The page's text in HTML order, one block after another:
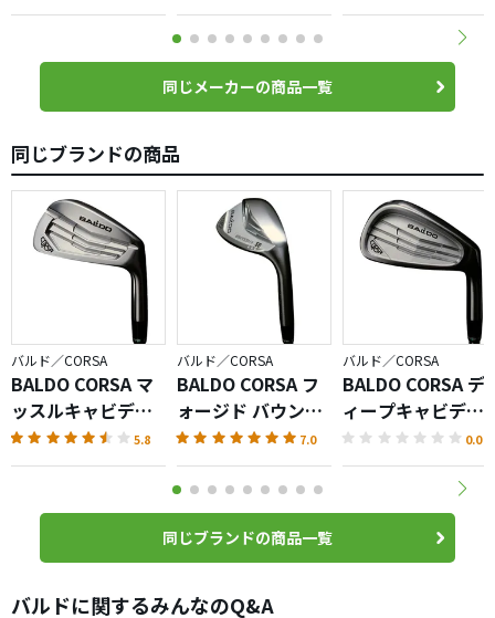
同じメーカーの商品一覧
同じブランドの商品
バルド／CORSA
BALDO CORSA マ
ッスルキャビディ
アイアン
5.8
バルド／CORSA
BALDO CORSA フ
ォージド バウンス
バック ウェッジ7.0
バルド／CORSA
BALDO CORSA デ
ィープキャビディ
アイアン
0.0
同じブランドの商品一覧
バルドに関するみんなのQ&A